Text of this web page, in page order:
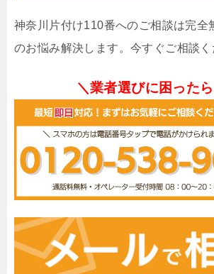
神奈川片付け110番へのご相談は完全
のお悩み解決します。今すぐご相談く
＼業者選びに困った